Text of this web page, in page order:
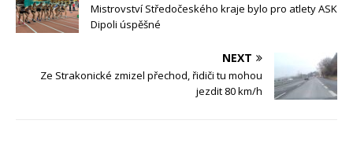
Mistrovství Středočeského kraje bylo pro atlety ASK
Dipoli úspěšné
NEXT
Ze Strakonické zmizel přechod, řidiči tu mohou
jezdit 80 km/h